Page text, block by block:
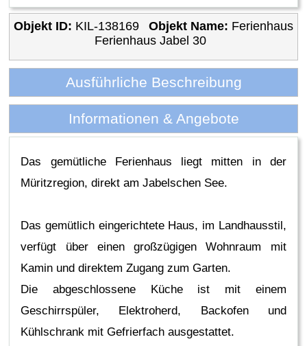
Objekt ID: KIL-138169 Objekt Name: Ferienhaus
Ferienhaus Jabel 30
Ausführliche Beschreibung
Informationen & Angebote
Das gemütliche Ferienhaus liegt mitten in der
Müritzregion, direkt am Jabelschen See.
Das gemütlich eingerichtete Haus, im Landhausstil,
verfügt über einen großzügigen Wohnraum mit
Kamin und direktem Zugang zum Garten.
Die abgeschlossene Küche ist mit einem
Geschirrspüler, Elektroherd, Backofen und
Kühlschrank mit Gefrierfach ausgestattet.